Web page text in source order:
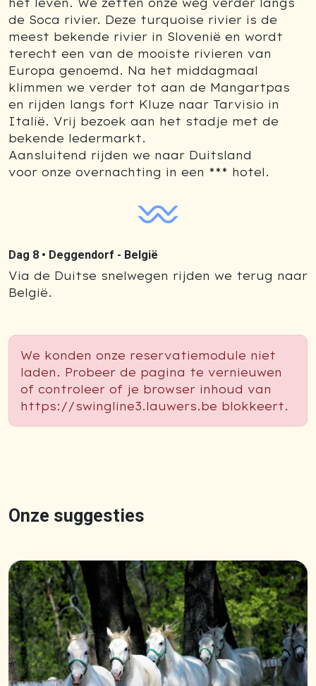
het leven. We zetten onze weg verder langs
de Soca rivier. Deze turquoise rivier is de
meest bekende rivier in Slovenië en wordt
terecht een van de mooiste rivieren van
Europa genoemd. Na het middagmaal
klimmen we verder tot aan de Mangartpas
en rijden langs fort Kluze naar Tarvisio in
Italië. Vrij bezoek aan het stadje met de
bekende ledermarkt.
Aansluitend rijden we naar Duitsland
voor onze overnachting in een *** hotel.
Dag 8 • Deggendorf - België
Via de Duitse snelwegen rijden we terug naar
België.
We konden onze reservatiemodule niet
laden. Probeer de pagina te vernieuwen
of controleer of je browser inhoud van
https://swingline3.lauwers.be blokkeert.
Onze suggesties